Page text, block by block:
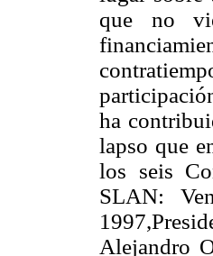
que no
ha
lapso que
los seis
SLAN:
Alejandro